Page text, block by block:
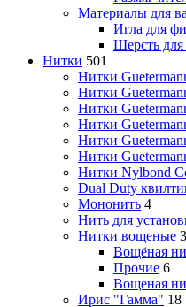
Материалы для
Игла для
Шерсть для
Нитки 501
Нитки
Нитки
Нитки
Нитки
Нитки
Нитки
Нитки Nylbond
Dual Duty
Мононить 4
Нить для
Нитки вощеные
Вощёная
Прочие 6
Вощеная
Ирис "Гамма" 18